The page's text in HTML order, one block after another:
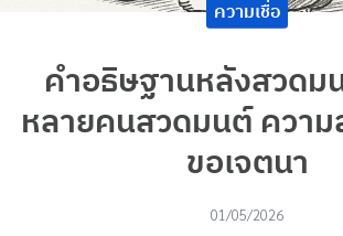
ความเชื่อ
คำอธิษฐานหลังสวดม
หลายคนสวดมนต์ ความ
ขอเจตนา
01/05/2026